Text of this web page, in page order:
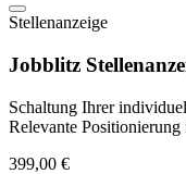
Stellenanzeige
Jobblitz
Schaltung Ihrer
Relevante
399,00 €